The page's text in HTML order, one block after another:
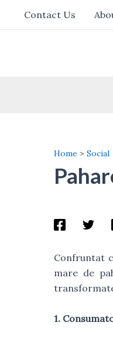
Contact Us
Home Social
Confruntat
mare de
1.